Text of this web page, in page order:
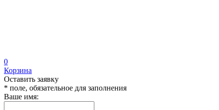
0
Корзина
Оставить заявку
* поле, обязательное для заполнения
Ваше имя: